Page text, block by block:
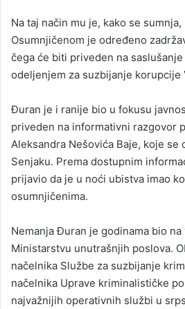
Na taj način mu je, kako se
Osumnjičenom je određeno
čega će biti priveden na
odeljenjem za suzbijanje korupcije
Đuran je i ranije bio u fokusu
priveden na informativni razgovor
Aleksandra Nešovića Baje, koje se
Senjaku. Prema dostupnim
prijavio da je u noći ubistva imao
osumnjičenima.
Nemanja Đuran je godinama bio
Ministarstvu unutrašnjih poslova.
načelnika Službe za suzbijanje
načelnika Uprave kriminalističke
najvažnijih operativnih službi u